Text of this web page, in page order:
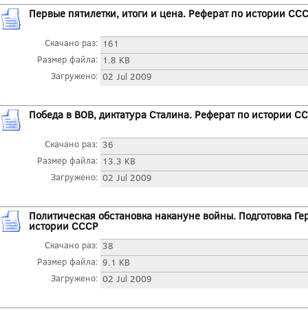
Первые пятилетки, итоги и цена. Реферат по истории
Скачано раз: 161
Размер файла: 1.8 KB
Загружено: 02 Jul 2009
Победа в ВОВ, диктатура Сталина. Реферат по истории
Скачано раз: 36
Размер файла: 13.3 KB
Загружено: 02 Jul 2009
Политическая обстановка накануне войны. Подготовка
истории СССР
Скачано раз: 38
Размер файла: 9.1 KB
Загружено: 02 Jul 2009